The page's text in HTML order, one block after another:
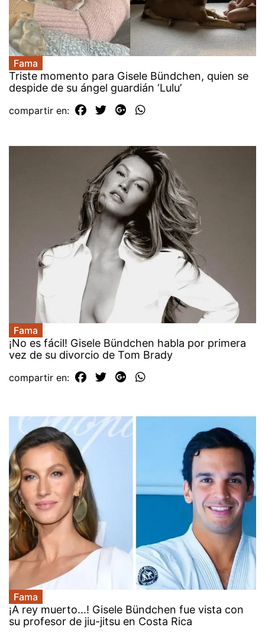
Fama
Triste momento para Gisele Bündchen, quien se
despide de su ángel guardián ‘Lulu’
compartir en:
Fama
¡No es fácil! Gisele Bündchen habla por primera
vez de su divorcio de Tom Brady
compartir en:
Fama
¡A rey muerto...! Gisele Bündchen fue vista con
su profesor de jiu-jitsu en Costa Rica